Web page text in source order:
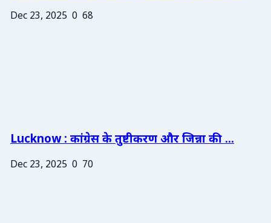
Dec 23, 2025 0 68
Lucknow : कांग्रेस के तुष्टीकरण और जिन्ना की ...
Dec 23, 2025 0 70